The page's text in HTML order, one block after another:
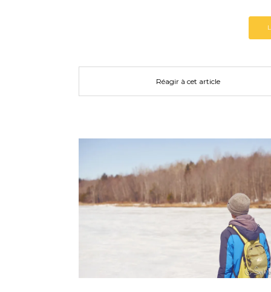
Réagir à cet article